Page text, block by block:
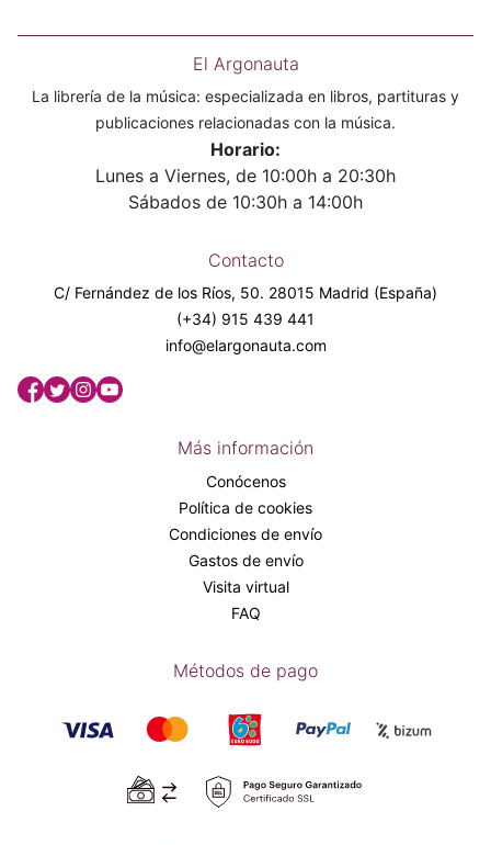
El Argonauta
La librería de la música: especializada en libros, partituras y
publicaciones relacionadas con la música.
Horario:
Lunes a Viernes, de 10:00h a 20:30h
Sábados de 10:30h a 14:00h
Contacto
C/ Fernández de los Ríos, 50. 28015 Madrid (España)
(+34) 915 439 441
info@elargonauta.com
Más información
Conócenos
Política de cookies
Condiciones de envío
Gastos de envío
Visita virtual
FAQ
Métodos de pago